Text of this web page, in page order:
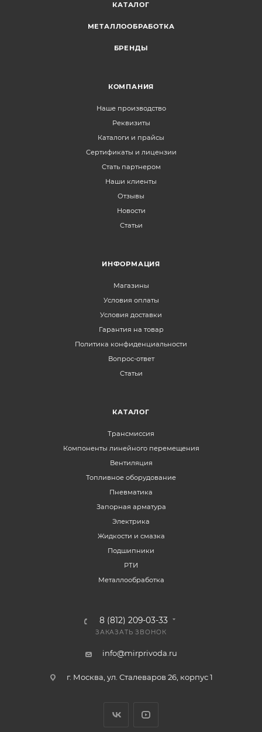
КАТАЛОГ
МЕТАЛЛООБРАБОТКА
БРЕНДЫ
КОМПАНИЯ
Наше производство
Реквизиты
Каталоги и прайсы
Сертификаты и лицензии
Стать партнером
Наши клиенты
Отзывы
Новости
Статьи
ИНФОРМАЦИЯ
Магазины
Условия оплаты
Условия доставки
Гарантия на товар
Политика конфиденциальности
Вопрос-ответ
Статьи
КАТАЛОГ
Трансмиссия
Компоненты линейного перемещения
Вентиляция
Топливное оборудование
Пневматика
Запорная арматура
Электрика
Жидкости и смазка
Подшипники
РТИ
Металлообработка
8 (812) 209-03-33
ЗАКАЗАТЬ ЗВОНОК
info@mirprivoda.ru
г. Москва, ул. Сталеваров 26, корпус 1